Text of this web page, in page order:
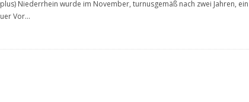
Niederrhein wurde im November, turnusgemäß nach zwei Jahren, ein
Vor...